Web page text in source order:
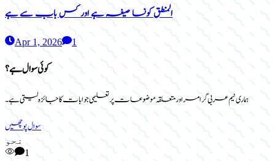
المنطق کونسا صیغہ ہے اور کس باب سے ہے
Apr 1, 2026 1
کوئی سوال ہے؟
ہماری ٹیم عربی گرامر اور متعلقہ موضوعات پر تعلیمی جوابات کا جائزہ لیتی ہے۔
سوال پوچھیں
نحو
1